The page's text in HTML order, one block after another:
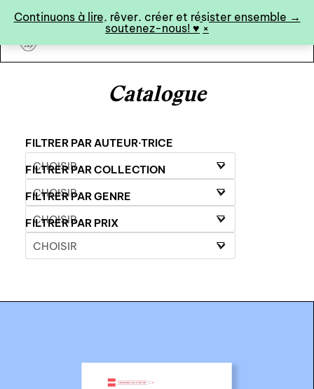
Continuons à lire, rêver, créer et résister ensemble →
soutenez-nous! ♥︎ ×
art&fiction
catalogue ↓
à paraître
éditions de tête
Catalogue
FILTRER PAR AUTEUR·TRICE
FILTRER PAR COLLECTION
FILTRER PAR GENRE
FILTRER PAR PRIX